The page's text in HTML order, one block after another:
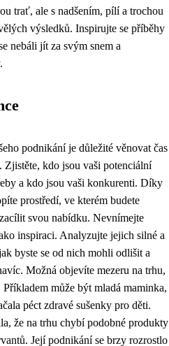
trať, ale s nadšením, pílí a trochou
výsledků. Inspirujte se příběhy
nebáli jít za svým snem a
podnikání je důležité věnovat čas
. Zjistěte, kdo jsou vaši potenciální
a kdo jsou vaši konkurenti. Díky
prostředí, ve kterém budete
svou nabídku. Nevnímejte
inspiraci. Analyzujte jejich silné a
byste se od nich mohli odlišit a
Možná objevíte mezeru na trhu,
může být mladá maminka,
péct zdravé sušenky pro děti.
že na trhu chybí podobné produkty
Její podnikání se brzy rozrostlo